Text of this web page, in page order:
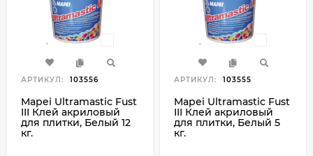
АРТИКУЛ: 103556
Mapei Ultramastic Fust
III Клей акриловый
для плитки, Белый 12
кг.
АРТИКУЛ: 103555
Mapei Ultramastic Fust
III Клей акриловый
для плитки, Белый 5
кг.